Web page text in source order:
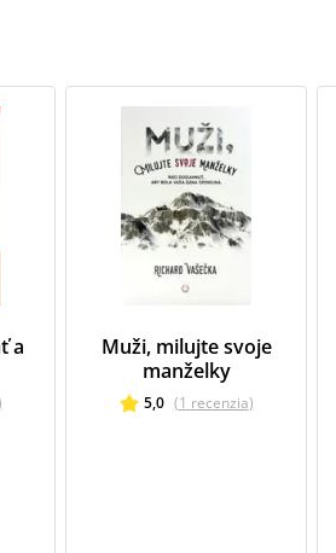
a
Muži, milujte svoje
manželky
5,0 (1 recenzia)